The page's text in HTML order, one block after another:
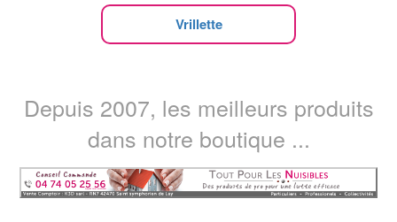
Vrillette
Depuis 2007, les meilleurs produits
dans notre boutique ...